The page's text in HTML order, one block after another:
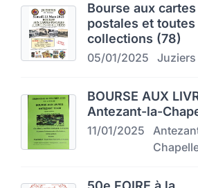
Bourse aux cartes
postales et toutes
collections (78)
05/01/2025 Juziers
BOURSE AUX
Antezant-la-
11/01/2025